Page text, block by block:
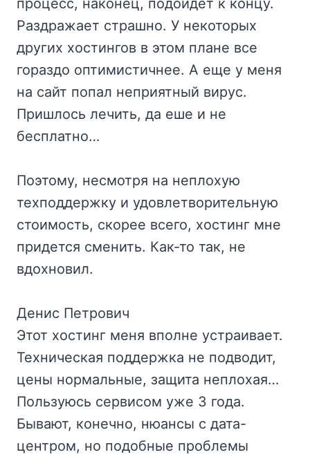
процесс, наконец, подойдет к концу.
Раздражает страшно. У некоторых
других хостингов в этом плане все
гораздо оптимистичнее. А еще у меня
на сайт попал неприятный вирус.
Пришлось лечить, да еше и не
бесплатно…
Поэтому, несмотря на неплохую
техподдержку и удовлетворительную
стоимость, скорее всего, хостинг мне
придется сменить. Как-то так, не
вдохновил.
Денис Петрович
Этот хостинг меня вполне устраивает.
Техническая поддержка не подводит,
цены нормальные, защита неплохая…
Пользуюсь сервисом уже 3 года.
Бывают, конечно, нюансы с дата-
центром, но подобные проблемы